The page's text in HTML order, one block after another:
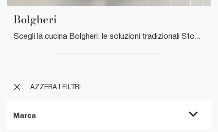
AZZERA I FILTRI
Marca
Bolgheri
Scegli la cucina Bolgheri: le soluzioni tradizionali Stosa in legno sono sinonimo di qualità, stile e design.